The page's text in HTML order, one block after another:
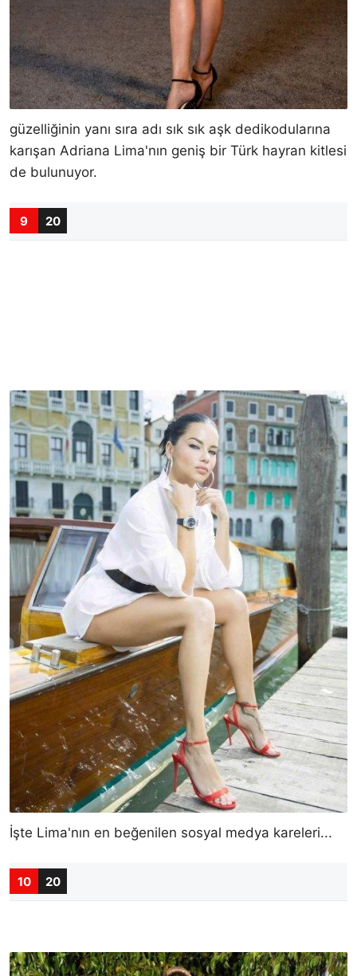
güzelliğinin yanı sıra adı sık sık aşk dedikodularına
karışan Adriana Lima'nın geniş bir Türk hayran kitlesi
de bulunuyor.
9 20
İşte Lima'nın en beğenilen sosyal medya kareleri...
10 20